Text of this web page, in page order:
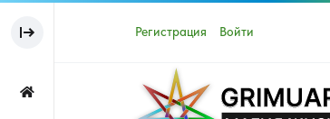
Регистрация Войти